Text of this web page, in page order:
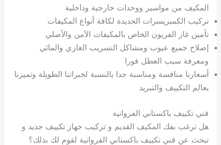
المكيف من مواسير ووحدات خارجية وداخلية
تركيب الكمبريسرات الجديدة لكافة أنواع المكيفات
تأمين غاز الفريون الخاص بالمكيفات الآمن والأصلي
إصلاح جميع عيوب ومشاكل التسريب الغازي والمائي
ومعرفة سبب العطل فورا
أسعارنا منافسة ومناسبة جدا بالنسبة لخبراتنا الطويلة وتميزنا
بعالم التكييف والتبريد
فني تكييف باكستاني الفروانية
هل ترغب بفك المكيف القديم و تركيب جهاز تكييف جديد و
تبحث عن فني تكييف باكستاني الفروانية لقوم لك بذلك؟